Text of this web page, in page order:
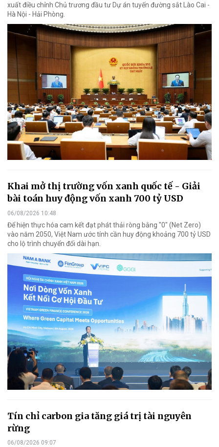
xuất điều chỉnh Chủ trương đầu tư Dự án tuyến đường sắt Lào Cai -
Hà Nội - Hải Phòng.
Khai mở thị trường vốn xanh quốc tế - Giải
bài toán huy động vốn xanh 700 tỷ USD
06/08/2026 10:48
Để hiện thực hóa cam kết đạt phát thải ròng bằng "0" (Net Zero)
vào năm 2050, Việt Nam ước tính cần huy động khoảng 700 tỷ USD
cho lộ trình chuyển đổi dài hạn.
Tín chỉ carbon gia tăng giá trị tài nguyên
rừng
06/08/2026 09:07